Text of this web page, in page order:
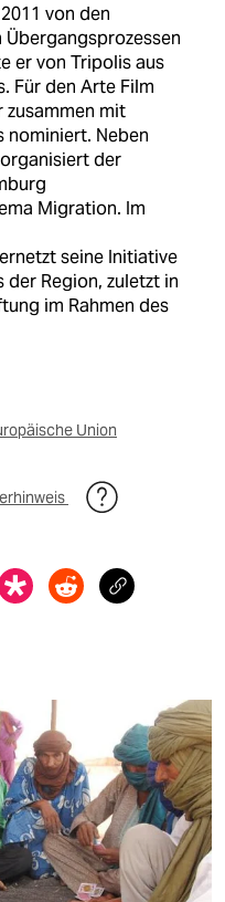
von den
er von Tripolis aus
Für den Arte Film
zusammen mit
nominiert. Neben
der
Migration. Im
seine Initiative
der Region, zuletzt in
im Rahmen des
Union